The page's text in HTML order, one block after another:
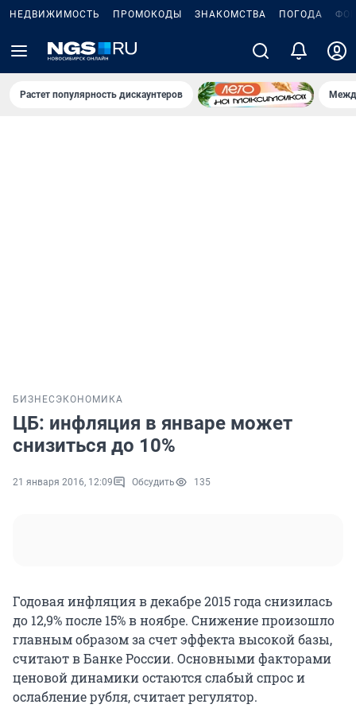
НЕДВИЖИМОСТЬ ПРОМОКОДЫ ЗНАКОМСТВА ПОГОДА
Растет популярность дискаунтеров
БИЗНЕС ЭКОНОМИКА
ЦБ: инфляция в январе может
снизиться до 10%
21 января 2016, 12:09 Обсудить 135
Годовая инфляция в декабре 2015 года снизилась
до 12,9% после 15% в ноябре. Снижение произошло
главным образом за счет эффекта высокой базы,
считают в Банке России. Основными факторами
ценовой динамики остаются слабый спрос и
ослабление рубля, считает регулятор.